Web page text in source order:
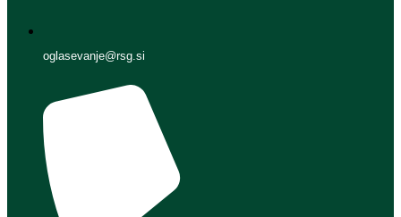
oglasevanje@rsg.si